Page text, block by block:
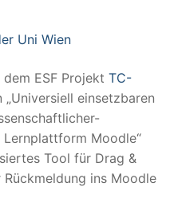
Uni Wien
ESF Projekt TC-
einsetzbaren
Moodle“
Tool für Drag &
ins Moodle